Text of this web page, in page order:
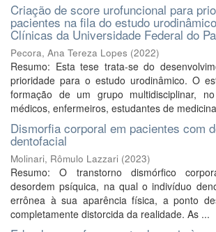
Criação de score urofuncional para
pacientes na fila do estudo
Clínicas da Universidade Federal do
Pecora, Ana Tereza Lopes (2022)
Resumo: Esta tese trata-se do
prioridade para o estudo urodinâmico. O
formação de um grupo multidisciplinar,
médicos, enfermeiros, estudantes de
Dismorfia corporal em pacientes com
dentofacial
Molinari, Rômulo Lazzari (2023)
Resumo: O transtorno dismórfico
desordem psíquica, na qual o indivíduo
errônea à sua aparência física, a ponto
completamente distorcida da realidade. As ...